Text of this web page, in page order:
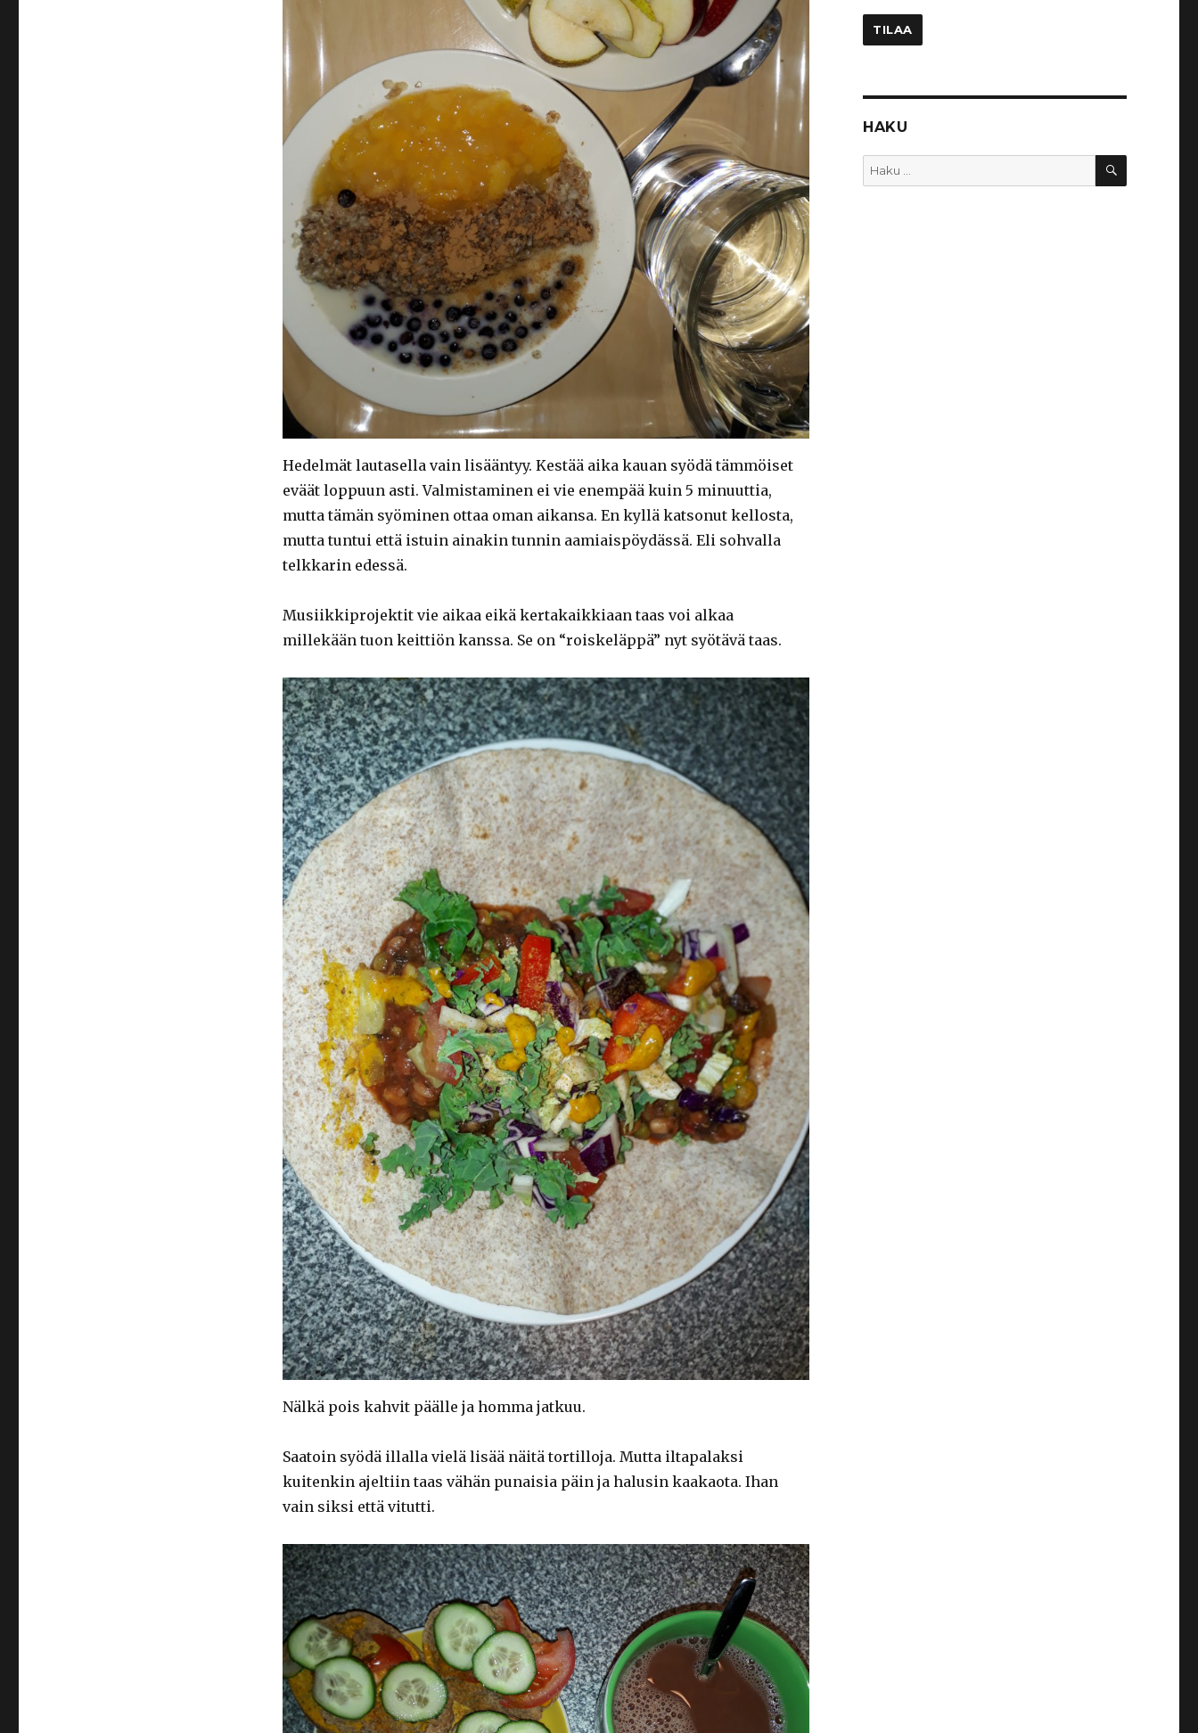
Hedelmät lautasella vain lisääntyy. Kestää aika kauan syödä tämmöiset
eväät loppuun asti. Valmistaminen ei vie enempää kuin 5 minuuttia,
mutta tämän syöminen ottaa oman aikansa. En kyllä katsonut kellosta,
mutta tuntui että istuin ainakin tunnin aamiaispöydässä. Eli sohvalla
telkkarin edessä.
Musiikkiprojektit vie aikaa eikä kertakaikkiaan taas voi alkaa
millekään tuon keittiön kanssa. Se on “roiskeläppä” nyt syötävä taas.
Nälkä pois kahvit päälle ja homma jatkuu.
Saatoin syödä illalla vielä lisää näitä tortilloja. Mutta iltapalaksi
kuitenkin ajeltiin taas vähän punaisia päin ja halusin kaakaota. Ihan
vain siksi että vitutti.
TILAA
HAKU
Etsi: HAKU